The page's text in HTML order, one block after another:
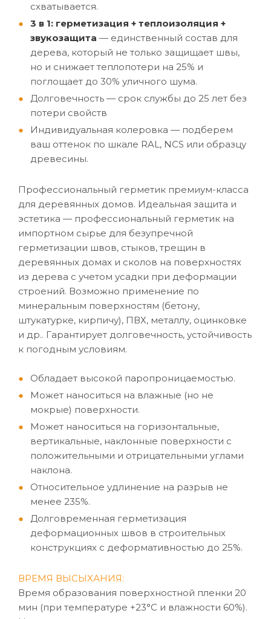
схватывается.
3 в 1: герметизация + теплоизоляция +
звукозащита — единственный состав для
дерева, который не только защищает швы,
но и снижает теплопотери на 25% и
поглощает до 30% уличного шума.
Долговечность — срок службы до 25 лет без
потери свойств
Индивидуальная колеровка — подберем
ваш оттенок по шкале RAL, NCS или образцу
древесины.
Профессиональный герметик премиум-класса
для деревянных домов. Идеальная защита и
эстетика — профессиональный герметик на
импортном сырье для безупречной
герметизации швов, стыков, трещин в
деревянных домах и сколов на поверхностях
из дерева с учетом усадки при деформации
строений. Возможно применение по
минеральным поверхностям (бетону,
штукатурке, кирпичу), ПВХ, металлу, оцинковке
и др.. Гарантирует долговечность, устойчивость
к погодным условиям.
Обладает высокой паропроницаемостью.
Может наноситься на влажные (но не
мокрые) поверхности.
Может наноситься на горизонтальные,
вертикальные, наклонные поверхности с
положительными и отрицательными углами
наклона.
Относительное удлинение на разрыв не
менее 235%.
Долговременная герметизация
деформационных швов в строительных
конструкциях с деформативностью до 25%.
ВРЕМЯ ВЫСЫХАНИЯ:
Время образования поверхностной пленки 20
мин (при температуре +23°C и влажности 60%).